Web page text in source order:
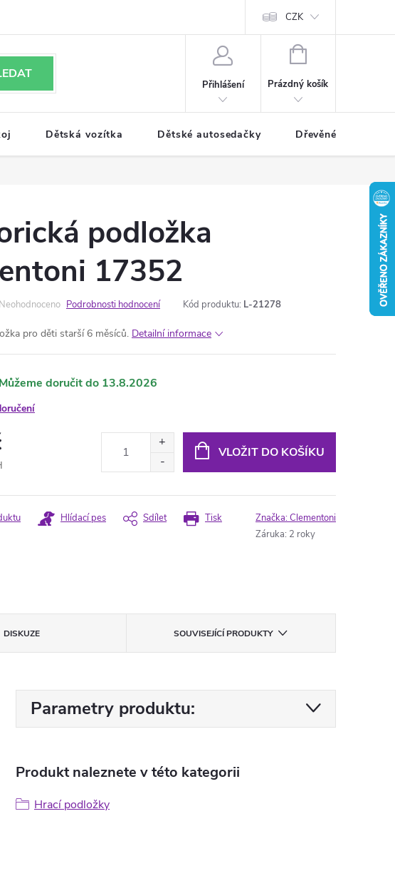
CZK
Přihlášení
NÁKUPNÍ
Prázdný košík
Dětská vozítka Dětské autosedačky Dřevěné hračky
podložka
17352
Neohodnoceno Podrobnosti hodnocení Kód produktu: L-21278
pro děti starší 6 měsíců. Detailní informace
13.8.2026
VLOŽIT DO KOŠÍKU
Tisk
Hlídací pes Sdílet Značka:Clementoni
Záruka: 2 roky
DISKUZE SOUVISEJÍCÍ PRODUKTY
Parametry produktu:
Produkt naleznete v této kategorii
Hrací podložky